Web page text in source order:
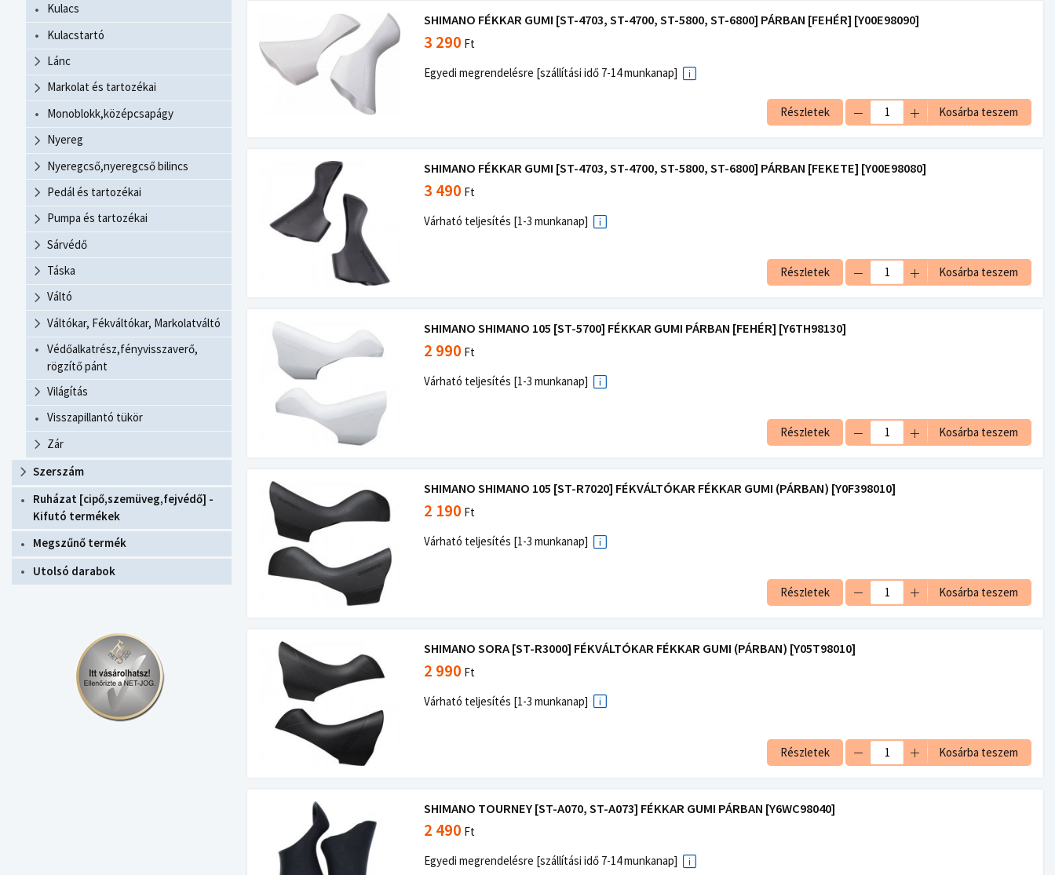
Kulacs
Kulacstartó
Lánc
Markolat és tartozékai
Monoblokk,középcsapágy
Nyereg
Nyeregcső,nyeregcső bilincs
Pedál és tartozékai
Pumpa és tartozékai
Sárvédő
Táska
Váltó
Váltókar, Fékváltókar, Markolatváltó
Védőalkatrész,fényvisszaverő,
rögzítő pánt
Világítás
Visszapillantó tükör
Zár
Szerszám
Ruházat [cipő,szemüveg,fejvédő] -
Kifutó termékek
Megszűnő termék
Utolsó darabok
SHIMANO FÉKKAR GUMI [ST-4703, ST-4700, ST-5800, ST-6800] PÁRBAN [FEHÉR] [Y00E98090]
3 290 Ft
Egyedi megrendelésre [szállítási idő 7-14 munkanap]
Részletek Kosárba teszem
SHIMANO FÉKKAR GUMI [ST-4703, ST-4700, ST-5800, ST-6800] PÁRBAN [FEKETE] [Y00E98080]
3 490 Ft
Várható teljesítés [1-3 munkanap]
Részletek Kosárba teszem
SHIMANO SHIMANO 105 [ST-5700] FÉKKAR GUMI PÁRBAN [FEHÉR] [Y6TH98130]
2 990 Ft
Várható teljesítés [1-3 munkanap]
Részletek Kosárba teszem
SHIMANO SHIMANO 105 [ST-R7020] FÉKVÁLTÓKAR FÉKKAR GUMI (PÁRBAN) [Y0F398010]
2 190 Ft
Várható teljesítés [1-3 munkanap]
Részletek Kosárba teszem
SHIMANO SORA [ST-R3000] FÉKVÁLTÓKAR FÉKKAR GUMI (PÁRBAN) [Y05T98010]
2 990 Ft
Várható teljesítés [1-3 munkanap]
Részletek Kosárba teszem
SHIMANO TOURNEY [ST-A070, ST-A073] FÉKKAR GUMI PÁRBAN [Y6WC98040]
2 490 Ft
Egyedi megrendelésre [szállítási idő 7-14 munkanap]